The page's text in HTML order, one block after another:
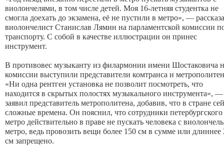
виолончелями, в том числе детей. Моя 16-летняя студентка не
смогла доехать до экзамена, её не пустили в метро», —
виолончелист Станислав Лямин на парламентской комиссии
транспорту. С собой в качестве иллюстрации он принес
инструмент.
В противовес музыканту из филармонии имени Шостаковича
«Ни одна рентген установка не позволит посмотреть, что
находится в скрытых полостях музыкального инструмента», —
заявил представитель метрополитена, добавив, что в стране
сложные времена. Он пояснил, что сотрудники петербургского
метро действительно в праве не пускать человека с
метро, ведь провозить вещи более 150 см в сумме или длиннее
см запрещено.